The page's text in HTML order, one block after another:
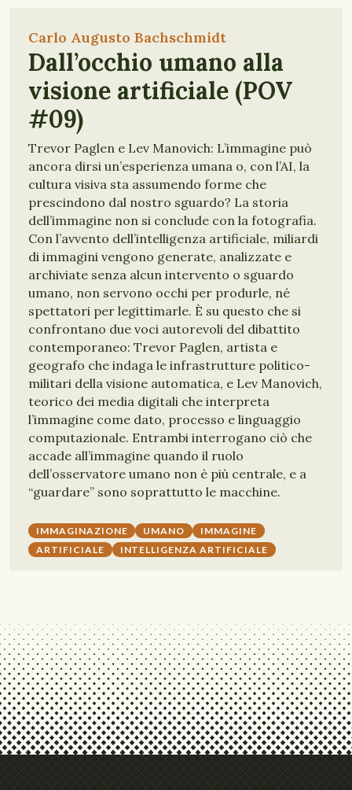
Carlo Augusto Bachschmidt
Dall’occhio umano alla
visione artificiale (POV
#09)
Trevor Paglen e Lev Manovich: L’immagine può
ancora dirsi un’esperienza umana o, con l’AI, la
cultura visiva sta assumendo forme che
prescindono dal nostro sguardo? La storia
dell’immagine non si conclude con la fotografia.
Con l’avvento dell’intelligenza artificiale, miliardi
di immagini vengono generate, analizzate e
archiviate senza alcun intervento o sguardo
umano, non servono occhi per produrle, né
spettatori per legittimarle. È su questo che si
confrontano due voci autorevoli del dibattito
contemporaneo: Trevor Paglen, artista e
geografo che indaga le infrastrutture politico-
militari della visione automatica, e Lev Manovich,
teorico dei media digitali che interpreta
l’immagine come dato, processo e linguaggio
computazionale. Entrambi interrogano ciò che
accade all’immagine quando il ruolo
dell’osservatore umano non è più centrale, e a
“guardare” sono soprattutto le macchine.
IMMAGINAZIONE UMANO
IMMAGINE
ARTIFICIALE
INTELLIGENZA ARTIFICIALE